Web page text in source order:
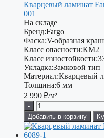
Кварцевый ламинат
001
На складе
Бренд:Fargo
Фаска:V-образная
Класс опасности:КМ2
Класс изностойкости:
Укладка:Замковой тип
Материал:Кварцевый
Толщина:6 мм
2 990 ₽/м²
-
Добавить в корзину